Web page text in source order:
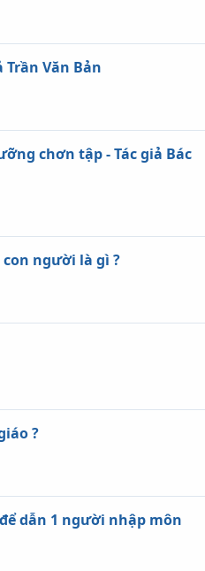
Trần Văn Bản
chơn tập - Tác giả Bác
con người là gì ?
?
dẫn 1 người nhập môn